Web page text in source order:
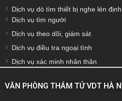
Dịch vụ dò tìm thiết bị nghe lén
Dịch vụ tìm người
Dịch vụ theo dõi, giám sát
Dịch vụ điều tra ngoại tình
Dịch vụ xác minh nhân thân
VĂN PHÒNG THÁM TỬ VDT HÀ